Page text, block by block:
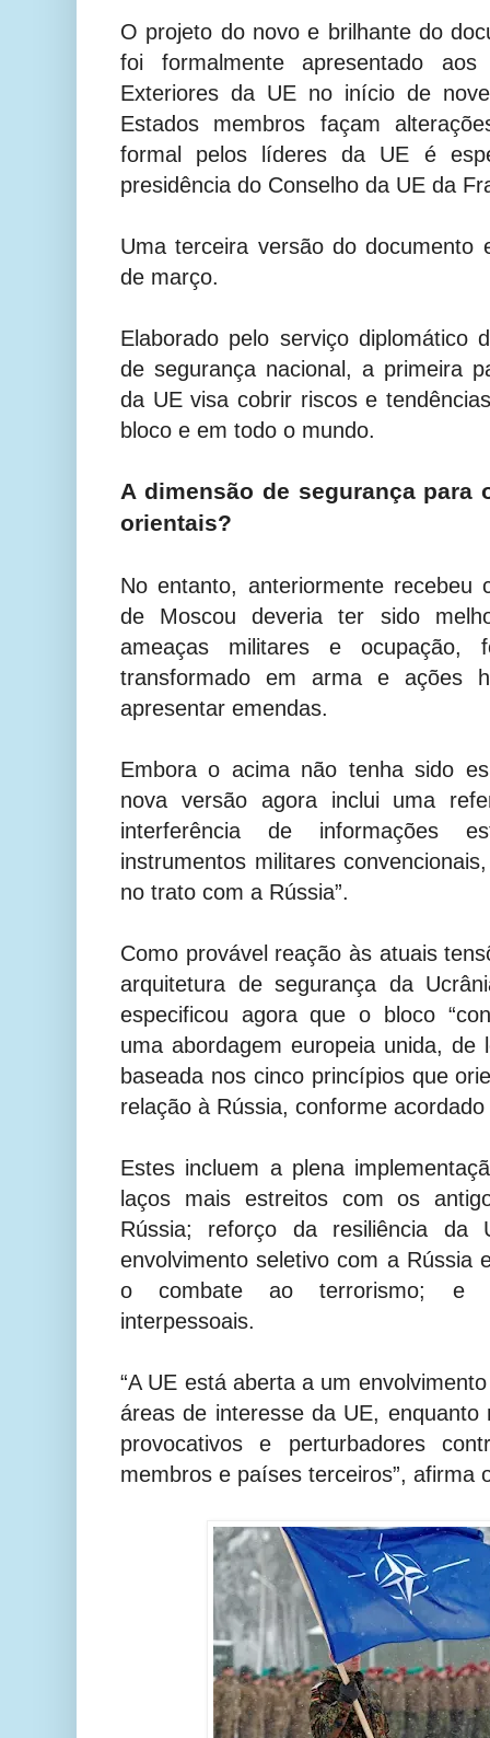
O projeto do novo e brilhante do
foi formalmente apresentado
Exteriores da UE no início de
Estados membros façam
formal pelos líderes da UE é
presidência do Conselho da UE da
Uma terceira versão do documento
de março.
Elaborado pelo serviço diplomático
de segurança nacional, a primeira
da UE visa cobrir riscos e
bloco e em todo o mundo.
A dimensão de segurança para
orientais?
No entanto, anteriormente
de Moscou deveria ter sido
ameaças militares e ocupação,
transformado em arma e ações
apresentar emendas.
Embora o acima não tenha sido
nova versão agora inclui uma
interferência de informações
instrumentos militares
no trato com a Rússia”.
Como provável reação às atuais
arquitetura de segurança da
especificou agora que o bloco
uma abordagem europeia unida, de
baseada nos cinco princípios que
relação à Rússia, conforme
Estes incluem a plena
laços mais estreitos com os
Rússia; reforço da resiliência da
envolvimento seletivo com a Rússia
o combate ao terrorismo; e
interpessoais.
“A UE está aberta a um
áreas de interesse da UE, enquanto
provocativos e perturbadores
membros e países terceiros”, afirma